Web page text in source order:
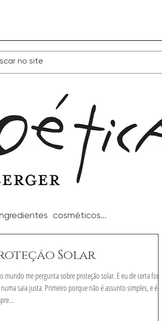
cosméticos...
Solar
mundo me pergunta sobre proteção solar. E eu de certa forma
justa. Primeiro porque não é assunto simples, e é